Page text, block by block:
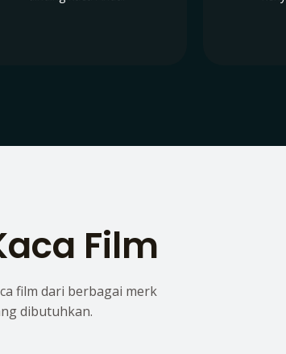
Film
film dari berbagai merk
dibutuhkan.